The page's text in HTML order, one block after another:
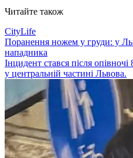
Читайте також
CityLife
Поранення ножем у груди: у
нападника
Інцидент стався після
у центральній частині Львова.